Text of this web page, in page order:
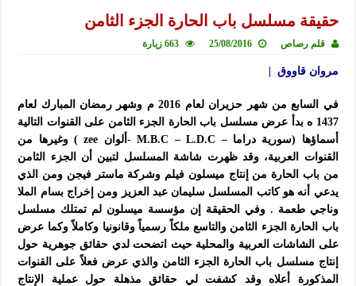
حقيقة مسلسل باب الحارة الجزء الثامن
قلم رصاص 25/08/2016 663 زيارة
مروان قاووق |
في السابع من شهر حزيران لعام 2016 م وشهر رمضان المبارك لعام
1437 ه بدأ عرض مسلسل باب الحارة الجزء الثامن على القنوات التالية
أسماؤها (سورية دراما – M.B.C – L.D.C -ألوان zee ) وغيرها من
القنوات العربية، وقد ظهرت شاشة المسلسل لتبين أن الجزء الثامن
من باب الحارة من إنتاج ميسلون فيلم وشركة ماستر فيجن ومن الذي
يدعي أنه هو كاتب المسلسل سليمان عبد العزيز ومن إخراج بسام الملا
وناجي طعمة . وفي الحقيقة إن مؤسسة ميسلون لم تمتلك مسلسل
باب الحارة الجزء الثامن والتاسع ملكاً رسمياً وقانونيا وكاملاً وكما عرض
على الشاشات العربية والمحلية حيث اتضحت لدي حقائق جوهرية حول
إنتاج مسلسل باب الحارة الجزء الثامن والذي عرض فعلاً على القنوات
المذكورة أعلاه وقد كشفت لي حقائق مذهلة حول عملية الإنتاج